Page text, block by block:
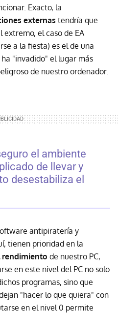
Exacto, la
externas tendría que
extremo, el caso de EA
a la fiesta) es el de una
"invadido" el lugar más
de nuestro ordenador.
el ambiente
de llevar y
desestabiliza el
antipiratería y
tienen prioridad en la
rendimiento de nuestro PC,
en este nivel del PC no solo
programas, sino que
"hacer lo que quiera" con
en el nivel 0 permite